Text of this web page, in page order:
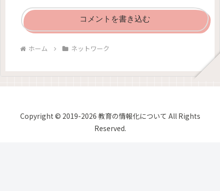
コメントを書き込む
ホーム ネットワーク
Copyright © 2019-2026 教育の情報化について All Rights
Reserved.